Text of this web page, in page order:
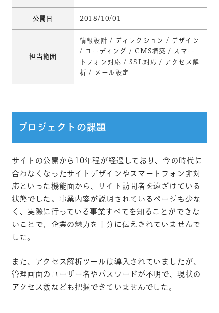
公開日 2018/10/01
担当範囲
情報設計 / ディレクション / デザイン
/ コーディング / CMS構築 / スマー
トフォン対応 / SSL対応 / アクセス解
析 / メール設定
プロジェクトの課題
サイトの公開から10年程が経過しており、今の時代に
合わなくなったサイトデザインやスマートフォン非対
応といった機能面から、サイト訪問者を遠ざけている
状態でした。事業内容が説明されているページも少な
く、実際に行っている事業すべてを知ることができな
いことで、企業の魅力を十分に伝えきれていませんで
した。
また、アクセス解析ツールは導入されていましたが、
管理画面のユーザー名やパスワードが不明で、現状の
アクセス数なども把握できていませんでした。